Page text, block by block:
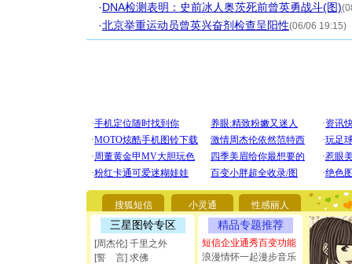
·DNA检测表明：史前冰人奥茨死前曾英勇战斗(图)
·北京举重运动员曾英兴奋剂检查呈阳性(06/06 19:15)
搜狐短信 小灵通 性感丽人
三星图铃专区
[周杰伦] 千里之外
[誓 言] 求佛
精品专题推荐
短信企业通秀百变功能
浪漫情怀一起漫步音乐
[圣诞节]
你太多，
要平安
[圣诞节]
能正大光
都要快乐
[圣诞节]